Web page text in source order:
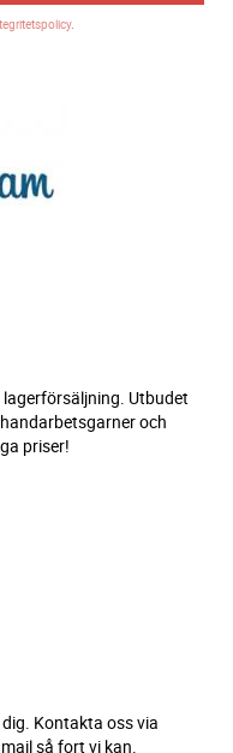
.
Utbudet
och
priser!
Kontakta oss via
så fort vi kan.